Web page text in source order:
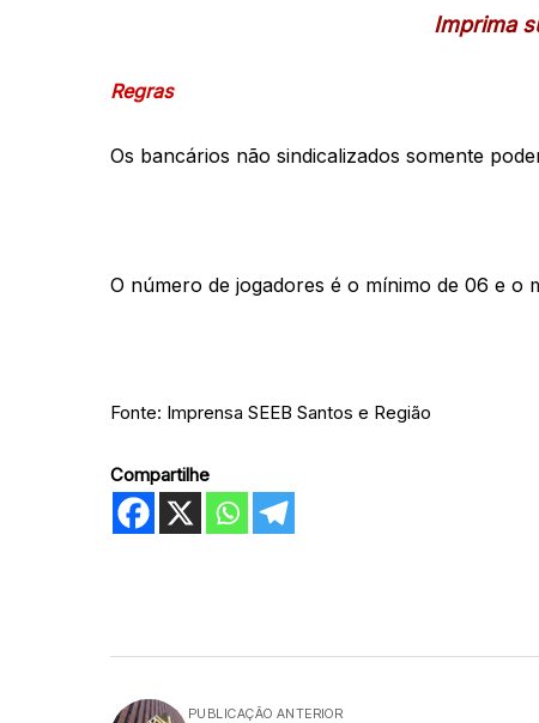
Imprima
Regras
Os bancários não sindicalizados somente
O número de jogadores é o mínimo de 06 e o
Fonte: Imprensa SEEB Santos e Região
Compartilhe
PUBLICAÇÃO ANTERIOR